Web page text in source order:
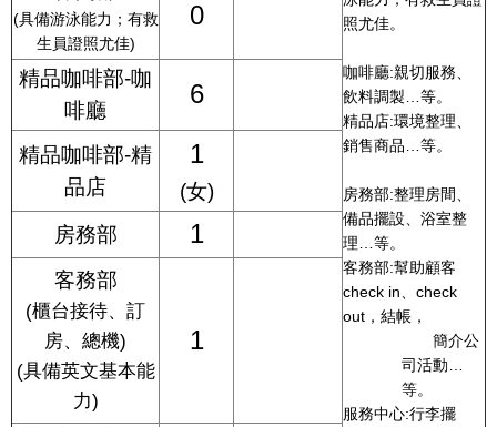
照尤佳。
咖啡廳:親切服務、
飲料調製
等。
精品店:環境整理、
銷售商品
等。
房務部:整理房間、
備品擺設、浴室整
理
等。
客務部:幫助顧客
check in
check
out ，結帳，
簡介公
司活動
等。
服務中心:行李擺
(具備游泳能力；有救
生員證照尤佳)
0
精品咖啡部-咖
啡廳
6
精品咖啡部-精
品店
1
(女)
房務部
1
客務部
(櫃台接待、訂
房、總機)
(具備英文基本能
力)
1